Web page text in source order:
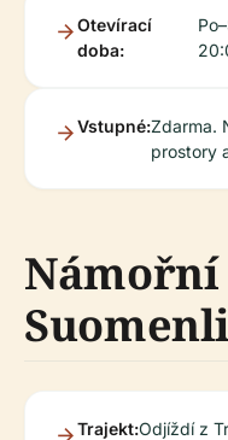
Otevírací
doba:
Vstupné:Zdarma.
prostory
Námořní
Trajekt:Odjíždí z